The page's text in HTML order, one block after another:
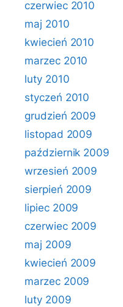
czerwiec 2010
maj 2010
kwiecień 2010
marzec 2010
luty 2010
styczeń 2010
grudzień 2009
listopad 2009
październik 2009
wrzesień 2009
sierpień 2009
lipiec 2009
czerwiec 2009
maj 2009
kwiecień 2009
marzec 2009
luty 2009